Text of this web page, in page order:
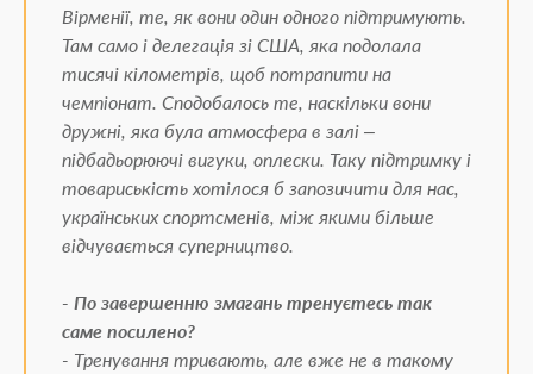
Вірменії, те, як вони один одного підтримують.
Там само і делегація зі США, яка подолала
тисячі кілометрів, щоб потрапити на
чемпіонат. Сподобалось те, наскільки вони
дружні, яка була атмосфера в залі –
підбадьорюючі вигуки, оплески. Таку підтримку і
товариськість хотілося б запозичити для нас,
українських спортсменів, між якими більше
відчувається суперництво.
- По завершенню змагань тренуєтесь так
саме посилено?
- Тренування тривають, але вже не в такому